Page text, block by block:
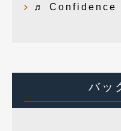
♬ Confidence
バッ